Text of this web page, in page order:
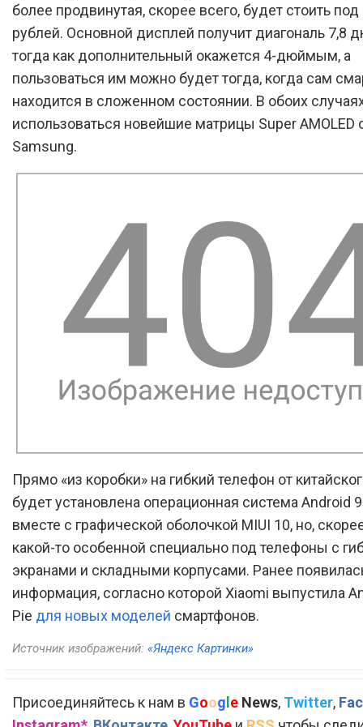
более продвинутая, скорее всего, будет стоить
рублей. Основной дисплей получит диагональ 7,8
тогда как дополнительный окажется 4-дюймым, а
пользоваться им можно будет тогда, когда сам
находится в сложенном состоянии. В обоих
использоваться новейшие матрицы Super AMOLED
Samsung.
Прямо «из коробки» на гибкий телефон от
будет установлена операционная система Android
вместе с графической оболочкой MIUI 10, но,
какой-то особенной специально под телефоны с
экранами и складными корпусами. Ранее
информация, согласно которой Xiaomi выпустила
Pie для новых моделей смартфонов.
Источник изображений: «Яндекс Картинки»
Присоединяйтесь к нам в Goog e News, Twitter,